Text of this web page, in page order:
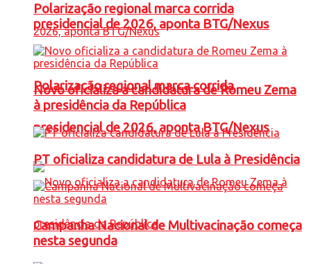
Polarização regional marca corrida
presidencial de 2026, aponta BTG/Nexus
Polarização regional marca corrida
presidencial de 2026, aponta BTG/Nexus
Novo oficializa a candidatura de Romeu Zema
à presidência da República
PT oficializa candidatura de Lula à Presidência
Campanha Nacional de Multivacinação começa
nesta segunda